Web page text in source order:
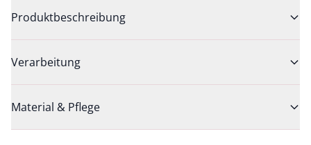
Produktbeschreibung
Verarbeitung
Material & Pflege